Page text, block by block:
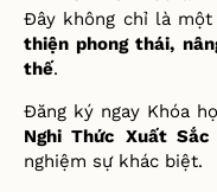
Đây không chỉlà một
thiện phong thái,
thế.
Đăng ký ngay Khóa họ
Nghi Thức Xuất
nghiệm sựkhác biệt.